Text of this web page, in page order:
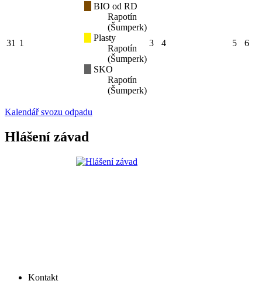
31 1
BIO od RD
Rapotín
(Šumperk)
Plasty
Rapotín
(Šumperk)
SKO
Rapotín
(Šumperk)
3 4 5 6
Kalendář svozu odpadu
Hlášení závad
Kontakt